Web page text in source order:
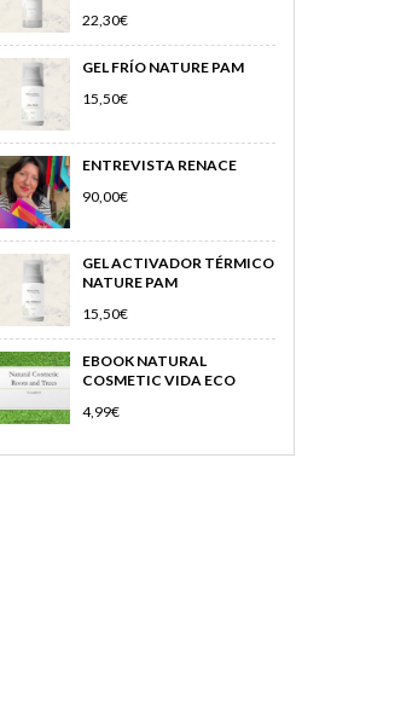
22,30€
GEL FRÍO NATURE PAM
15,50€
ENTREVISTA RENACE
90,00€
GEL ACTIVADOR TÉRMICO
NATURE PAM
15,50€
EBOOK NATURAL
COSMETIC VIDA ECO
4,99€